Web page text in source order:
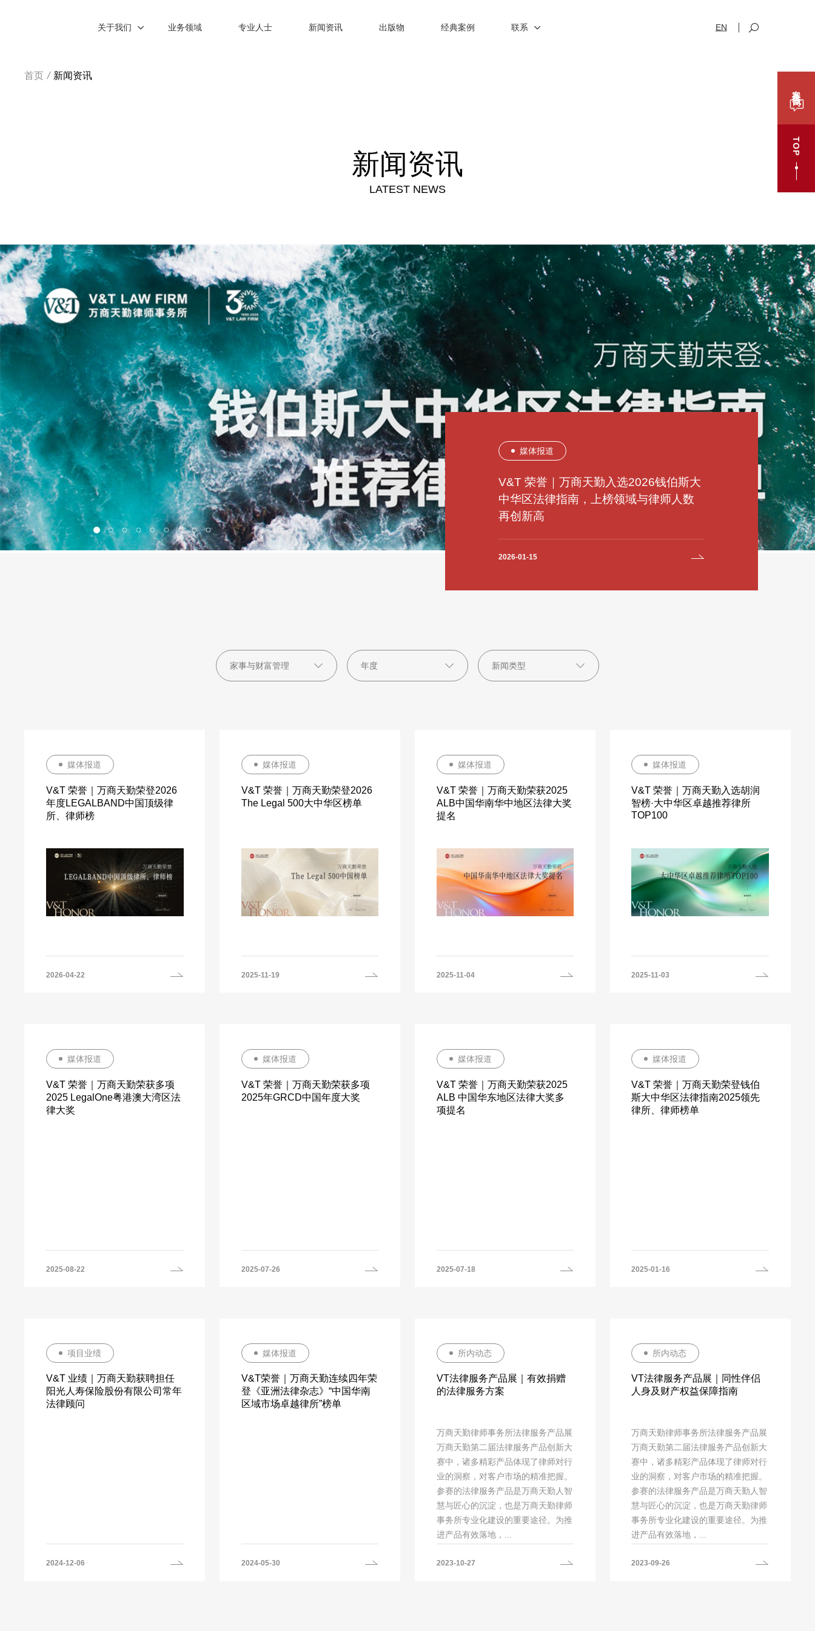
关于我们 业务领域 专业人士 新闻资讯 出版物 经典案例 联系 EN
TOP
首页 / 新闻资讯
新闻资讯
LATEST NEWS
媒体报道
V&T 荣誉｜万商天勤入选2026钱伯斯大
中华区法律指南，上榜领域与律师人数
再创新高
2026-01-15
登高望原｜万商天勤太原办公室获批成
立
2025-12-12
豫见未来｜万商天勤郑州办公室获批成
立
2025-07-06
V&T 荣誉｜万商天勤荣登2025年度
Benchmark Litigation中国争议解决榜单
2025-06-04
V&T 荣誉｜万商天勤荣登2025年度
LEGALBAND中国顶级律所、律师榜
2025-04-22
熠熠生徽｜万商天勤合肥办公室获批成
立
2024-12-05
津上添花｜万商天勤天津办公室获批成
立
2024-09-11
有福之州｜万商天勤福州办公室获批成
立
2023-10-09
所内动态
V&T 荣誉｜万商天勤荣登2023年度
LEGALBAND中国顶级律所、律师排行
榜
2023-04-19
媒体报道
V&T 荣誉｜万商天勤荣登2026
年度LEGALBAND中国顶级律
所、律师榜
2026-04-22
媒体报道
V&T 荣誉｜万商天勤荣登2026
The Legal 500大中华区榜单
2025-11-19
媒体报道
V&T 荣誉｜万商天勤荣获2025
ALB中国华南华中地区法律大奖
提名
2025-11-04
媒体报道
V&T 荣誉｜万商天勤入选胡润
智榜·大中华区卓越推荐律所
TOP100
2025-11-03
媒体报道
V&T 荣誉｜万商天勤荣获多项
2025 LegalOne粤港澳大湾区法
律大奖
2025-08-22
媒体报道
V&T 荣誉｜万商天勤荣获多项
2025年GRCD中国年度大奖
2025-07-26
媒体报道
V&T 荣誉｜万商天勤荣获2025
ALB 中国华东地区法律大奖多
项提名
2025-07-18
媒体报道
V&T 荣誉｜万商天勤荣登钱伯
斯大中华区法律指南2025领先
律所、律师榜单
2025-01-16
项目业绩
V&T 业绩｜万商天勤获聘担任
阳光人寿保险股份有限公司常年
法律顾问
2024-12-06
媒体报道
V&T荣誉｜万商天勤连续四年荣
登《亚洲法律杂志》“中国华南
区域市场卓越律所”榜单
2024-05-30
所内动态
VT法律服务产品展｜有效捐赠
的法律服务方案
万商天勤律师事务所法律服务产品展
万商天勤第二届法律服务产品创新大
赛中，诸多精彩产品体现了律师对行
业的洞察，对客户市场的精准把握。
参赛的法律服务产品是万商天勤人智
慧与匠心的沉淀，也是万商天勤律师
事务所专业化建设的重要途径。为推
进产品有效落地，...
2023-10-27
所内动态
VT法律服务产品展｜同性伴侣
人身及财产权益保障指南
万商天勤律师事务所法律服务产品展
万商天勤第二届法律服务产品创新大
赛中，诸多精彩产品体现了律师对行
业的洞察，对客户市场的精准把握。
参赛的法律服务产品是万商天勤人智
慧与匠心的沉淀，也是万商天勤律师
事务所专业化建设的重要途径。为推
进产品有效落地，...
2023-09-26